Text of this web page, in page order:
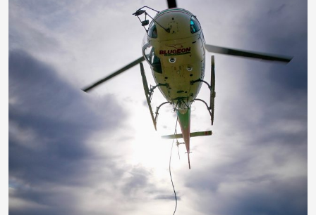
Les plus belles missions sont parfois celles que